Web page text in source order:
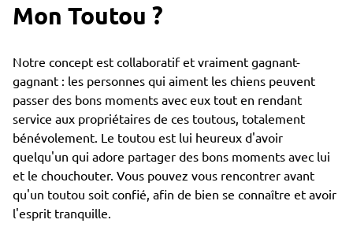
Mon Toutou ?
Notre concept est collaboratif et vraiment gagnant-
gagnant : les personnes qui aiment les chiens peuvent
passer des bons moments avec eux tout en rendant
service aux propriétaires de ces toutous, totalement
bénévolement. Le toutou est lui heureux d'avoir
quelqu'un qui adore partager des bons moments avec lui
et le chouchouter. Vous pouvez vous rencontrer avant
qu'un toutou soit confié, afin de bien se connaître et avoir
l'esprit tranquille.